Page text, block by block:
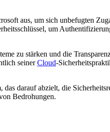
aus, um sich unbefugten
um
zu stärken und die
seinerCloud-
darauf abzielt, die
Bedrohungen.